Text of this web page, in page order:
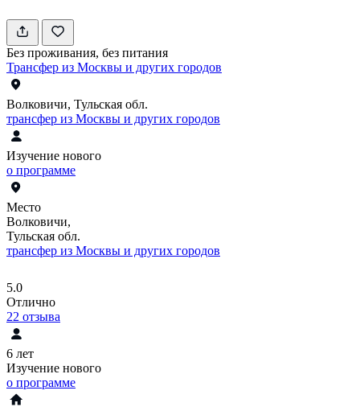
Без проживания, без питания
Трансфер из Москвы и других городов
Волковичи, Тульская обл.
трансфер из Москвы и других городов
Изучение нового
о программе
Место
Волковичи,
Тульская обл.
трансфер из Москвы и других городов
5.0
Отлично
22 отзыва
6 лет
Изучение нового
о программе